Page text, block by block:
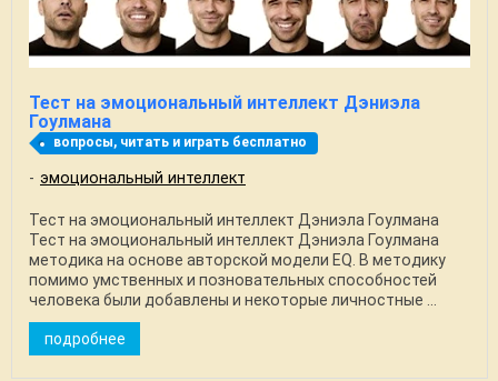
Тест на эмоциональный интеллект Дэниэла
Гоулмана
вопросы, читать и играть бесплатно
эмоциональный интеллект
Тест на эмоциональный интеллект Дэниэла Гоулмана
Тест на эмоциональный интеллект Дэниэла Гоулмана
методика на основе авторской модели EQ. В методику
помимо умственных и позновательных способностей
человека были добавлены и некоторые личностные ...
подробнее